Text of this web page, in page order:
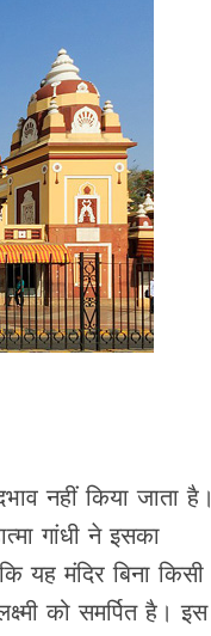
नहीं किया जाता है।
गांधी ने इसका
यह मंदिर बिना किसी
को समर्पित है। इस